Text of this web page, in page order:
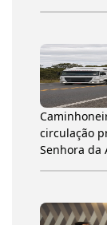
circulação
Senhora da